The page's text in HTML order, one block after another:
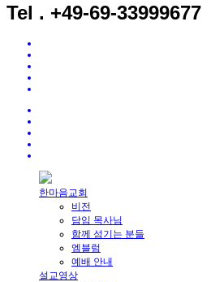
Tel . +49-69-33999677
한마음교회
비전
담임 목사님
함께 섬기는 분들
엠블럼
예배 안내
설교영상